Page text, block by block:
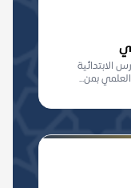
الابتدائية
بمن...